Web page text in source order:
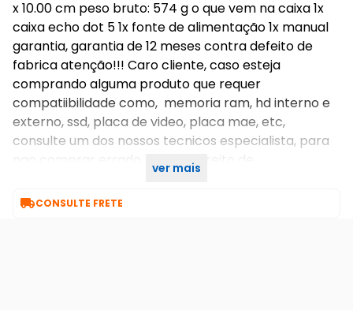
x 10.00 cm peso bruto: 574 g o que vem na caixa 1x
caixa echo dot 5 1x fonte de alimentação 1x manual
garantia, garantia de 12 meses contra defeito de
fabrica atenção!!! Caro cliente, caso esteja
comprando alguma produto que requer
compatiibilidade como, memoria ram, hd interno e
externo, ssd, placa de video, placa mae, etc,
consulte um dos nossos tecnicos especialista, para
nao comprar errado, e gerar direito de
ver mais
CONSULTE FRETE